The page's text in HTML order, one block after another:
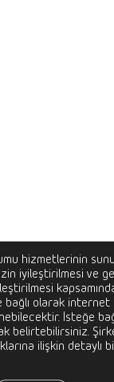
hizmetlerinin
iyileştirilmesi ve
olarak internet
İsteğe
belirtebilirsiniz.
ilişkin detaylı